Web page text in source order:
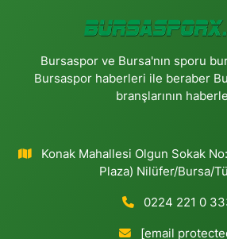
Bursaspor ve Bursa'nın sporu
Bursaspor haberleri ile beraber
branşlarının
Konak Mahallesi Olgun Sokak
Plaza) Nilüfer/Bursa/
0224 221 0
[email